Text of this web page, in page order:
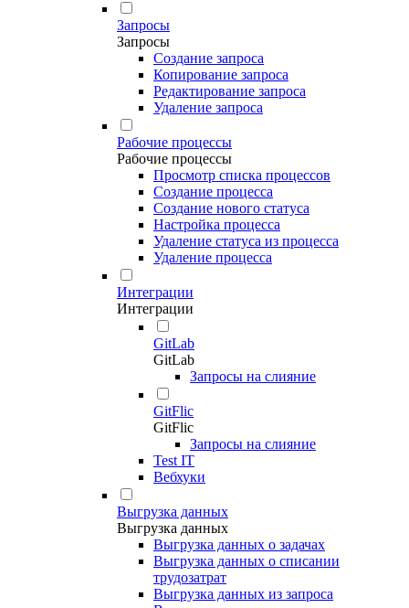
Запросы
Запросы
Создание запроса
Копирование запроса
Редактирование запроса
Удаление запроса
Рабочие процессы
Рабочие процессы
Просмотр списка процессов
Создание процесса
Создание нового статуса
Настройка процесса
Удаление статуса из процесса
Удаление процесса
Интеграции
Интеграции
GitLab
GitLab
Запросы на слияние
GitFlic
GitFlic
Запросы на слияние
Test IT
Вебхуки
Выгрузка данных
Выгрузка данных
Выгрузка данных о задачах
Выгрузка данных о списании
трудозатрат
Выгрузка данных из запроса